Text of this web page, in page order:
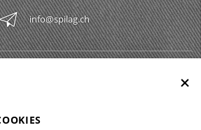
info@spilag.ch